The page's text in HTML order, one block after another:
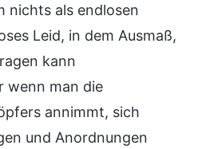
nichts als endlosen
Leid, in dem Ausmaß,
kann
wenn man die
annimmt, sich
und Anordnungen